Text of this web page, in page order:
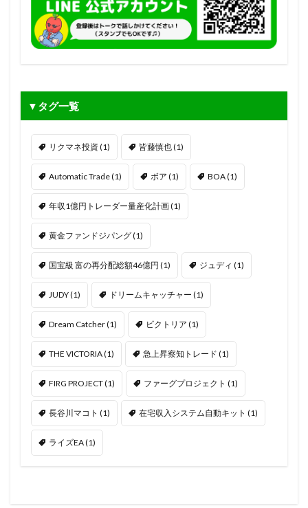
▼タグ一覧
リクマネ投資(1) 皆藤慎也(1)
Automatic Trade(1) ボア (1) BOA(1)
年収1億円トレーダー量産化計画(1)
黄金ファンドジパング(1)
国宝級 富の再分配総額46億円 (1) ジュディ (1)
JUDY(1) ドリームキャッチャー (1)
Dream Catcher(1) ビクトリア (1)
THE VICTORIA(1) 急上昇察知トレード (1)
FIRG PROJECT(1) ファーグプロジェクト (1)
長谷川マコト (1) 在宅収入システム自動キット (1)
ライズEA(1)